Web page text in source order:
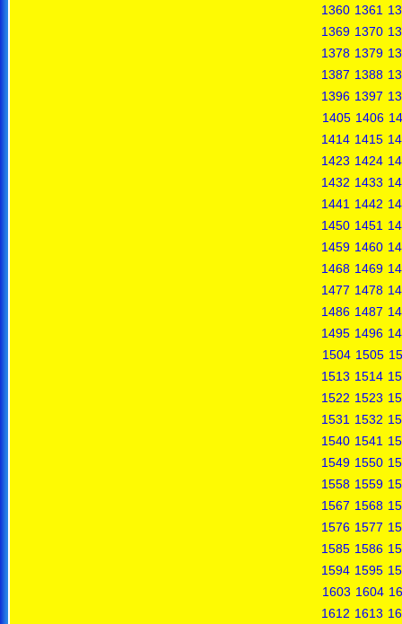
1360 1361
1369 1370
1378 1379
1387 1388
1396 1397
1405 1406
1414 1415
1423 1424
1432 1433
1441 1442
1450 1451
1459 1460
1468 1469
1477 1478
1486 1487
1495 1496
1504 1505
1513 1514
1522 1523
1531 1532
1540 1541
1549 1550
1558 1559
1567 1568
1576 1577
1585 1586
1594 1595
1603 1604
1612 1613